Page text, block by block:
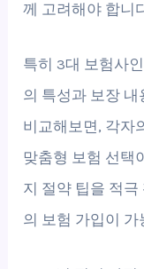
께 고려해야 합니
특히 3대 보험사
의 특성과 보장
비교해보면, 각자
맞춤형 보험 선택
지 절약 팁을 적
의 보험 가입이 가